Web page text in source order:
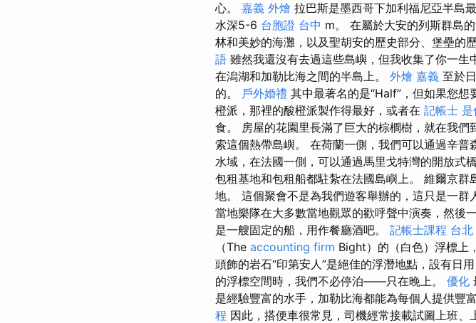
心。 嘉義 外燴 拉巴斯是墨西哥下加利福尼亞半島
水深5-6 台胞證 台中 m。 在屬於大安的列斯群島
林和美妙的海灘，以及聖胡安的歷史部分、堡壘的
語 雖然我還沒有去過這些島嶼，但我收集了你一
在潟湖和加勒比海之間的半島上。 外燴 嘉義 至於
的。 戶外婚禮 其中最著名的是“Half”，但如果您想
橙派，那裡的酸橙派製作得最好，或者在 記帳士 是
食。 房屋的花園里長滿了巨大的棕櫚樹，就在我
索這個熱帶島嶼。 在荷蘭一側，我們可以通過辛
水域，在法國一側，可以通過馬里戈特灣的開放
包租基地和包租船都駐紮在法國島嶼上。 維爾京群
地。 這個聚會不是為我們遊客舉辦的，這只是一
當地樂隊在大多數當地觀眾的歡呼聲中演奏，然後
是一艘固定的船，用作餐廳酒吧。 記帳士課程 台北
（The accounting firm Bight）的（白色）浮標上
頭飾的岩石“印第安人”是絕佳的浮潛地點，設有日
的浮標空間時，我們不必停泊——只在晚上。 優化
是經驗豐富的水手，加勒比海都能為每個人提供豐
程 因此，搭便車很常見，司機經常接載試圖上班、